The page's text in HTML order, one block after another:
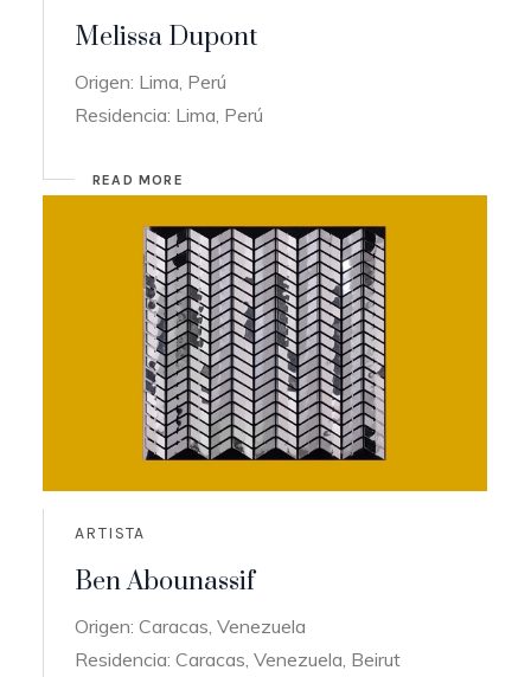
Melissa Dupont
Origen: Lima, Perú
Residencia: Lima, Perú
READ MORE
ARTISTA
Ben Abounassif
Origen: Caracas, Venezuela
Residencia: Caracas, Venezuela, Beirut